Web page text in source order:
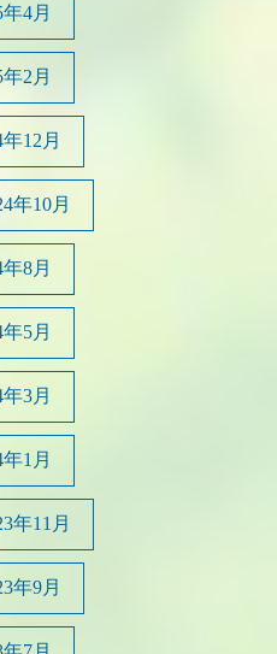
4月
2月
年12月
年10月
8月
5月
3月
1月
年11月
年9月